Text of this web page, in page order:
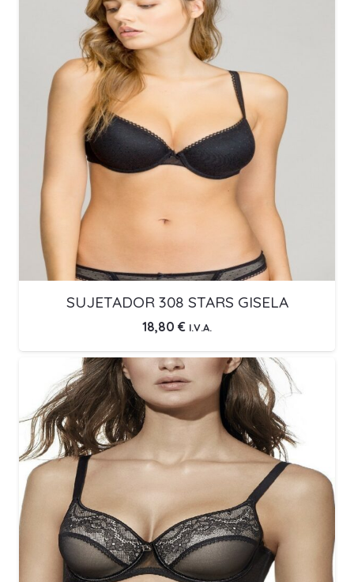
SUJETADOR 308 STARS GISELA
18,80 € I.V.A.